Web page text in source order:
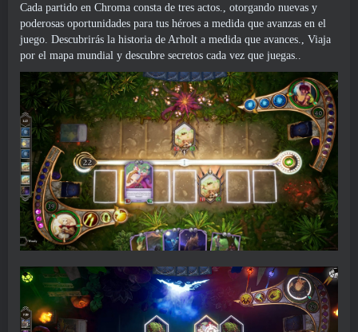
Cada partido en Chroma consta de tres actos., otorgando nuevas y
poderosas oportunidades para tus héroes a medida que avanzas en el
juego. Descubrirás la historia de Arholt a medida que avances., Viaja
por el mapa mundial y descubre secretos cada vez que juegas..